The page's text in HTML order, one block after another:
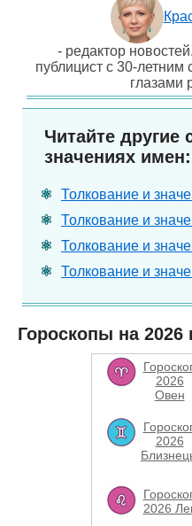
- редактор
публицист с 30-
глазами
Читайте другие
значениях имен:
Толкование и
Толкование и
Толкование и
Толкование и
Гороскопы на 2026
2026
Овен
2026
2026